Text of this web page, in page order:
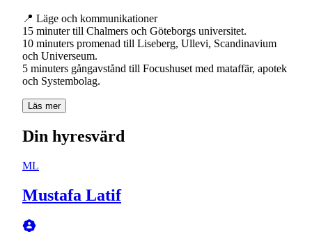
📍 Läge och kommunikationer
15 minuter till Chalmers och Göteborgs universitet.
10 minuters promenad till Liseberg, Ullevi, Scandinavium
och Universeum.
5 minuters gångavstånd till Focushuset med mataffär, apotek
och Systembolag.
Läs mer
Din hyresvärd
ML
Mustafa Latif